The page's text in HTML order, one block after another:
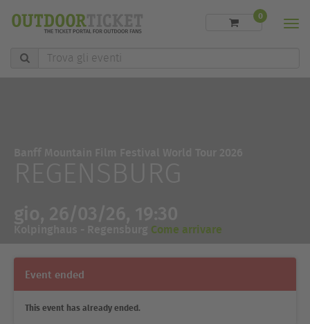
Trova
0
Come arrivare
Event ended
This event has already ended.